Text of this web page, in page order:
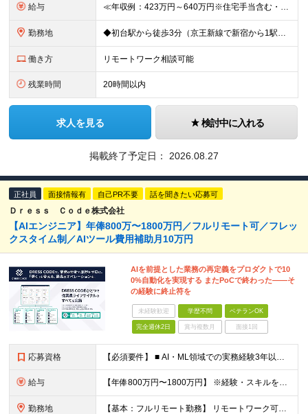
給与 ≪年収例：423万円～640万円※住宅手当含む・残業代除く≫ ◆賞与年4カ月分支給 ※昨年度実績 ◆住宅手当・退職金制度・持株会など各種制度や手当が充実！ 月給24万800円～37万8,050円＋賞
勤務地 ◆初台駅から徒歩3分（京王新線で新宿から1駅！） ◆リモートワーク／フリーアドレス制度あり ◆出張転勤なし 【リゾートトラスト 東京本社】 東京都渋谷区代々木4-36-19 リゾートトラスト東京ビル
働き方 リモートワーク相談可能
残業時間 20時間以内
求人を見る 検討中に入れる
掲載終了予定日： 2026.08.27
正社員 面接情報有 自己PR不要 話を聞きたい応募可
Ｄｒｅｓｓ Ｃｏｄｅ株式会社
【AIエンジニア】年俸800万〜1800万円／フルリモート可／フレッ
クスタイム制／AIツール費用補助月10万円
AIを前提とした業務の再定義をプロダクトで10
0%自動化を実現する またPoCで終わった——そ
の経験に終止符を
未経験歓迎 学歴不問 ベテランOK
完全週休2日 賞与複数月 面接1回
応募資格 【必須要件】 ■ AI・ML領域での実務経験3年以上 （LLM活用・RAG構成・MLモデル実装・評価基盤構築のいずれかを含む） ■ 学歴不問 ※本社オフィスに出社できる方を想定しています ※第一言語
給与 【年俸800万円〜1800万円】 ※経験・スキルを考慮のうえ決定します ※年俸を12分割して月額支給（賞与なし） ※月額：66.7万円〜150万円（基本給：493,256円＋固定残業代：173,411
勤務地 【基本：フルリモート勤務】 リモートワーク可能です。 ただし、必要に応じてオフィスまたはメンバー間での集合を行うため、 本社オフィスに出社できる方を想定しています。 【本社】 東京都中央区築地2-1